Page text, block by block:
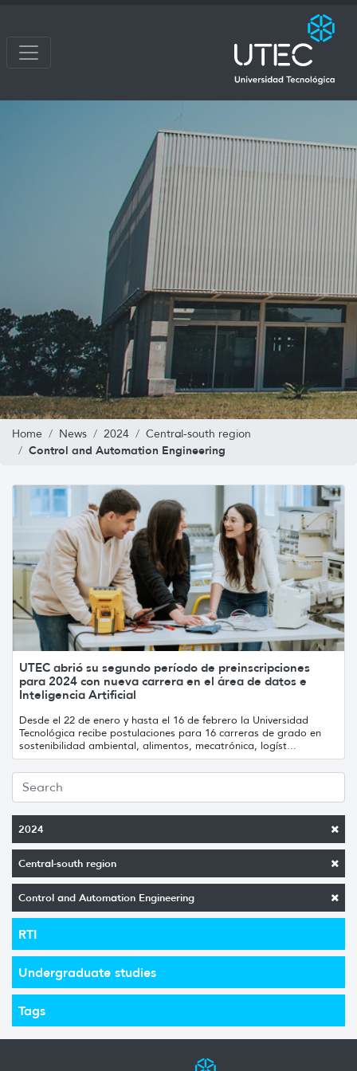
Home News 2024 Central-south region
Control and Automation Engineering
2024
Central-south region
Control and Automation Engineering
RTI
Undergraduate studies
Tags
UTEC abrió su segundo período de preinscripciones
para 2024 con nueva carrera en el área de datos e
Inteligencia Artificial
Desde el 22 de enero y hasta el 16 de febrero la Universidad
Tecnológica recibe postulaciones para 16 carreras de grado en
sostenibilidad ambiental, alimentos, mecatrónica, logíst...